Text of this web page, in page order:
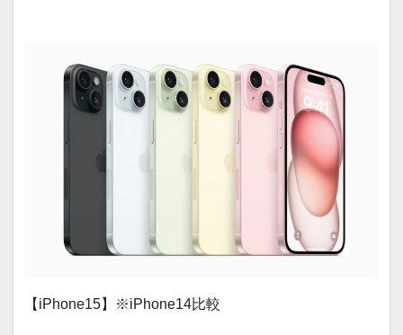
【iPhone15】※iPhone14比較